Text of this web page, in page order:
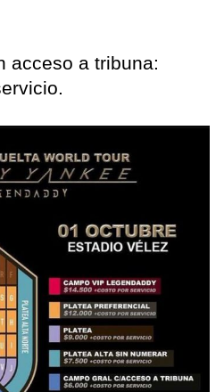
acceso a tribuna: